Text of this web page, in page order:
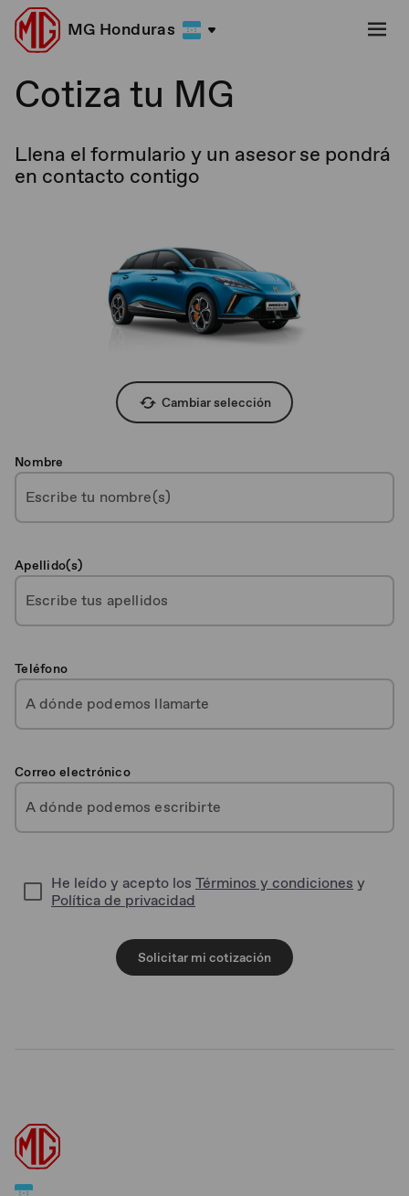
MG Honduras
Cotiza tu MG
Llena el formulario y un asesor se pondrá
en contacto contigo
Cambiar selección
Nombre
Apellido(s)
Teléfono
Correo electrónico
He leído y acepto los Términos y condiciones y
Política de privacidad
Solicitar mi cotización